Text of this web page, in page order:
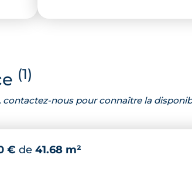
(1)
nous pour connaître la
€ de 41.68 m²